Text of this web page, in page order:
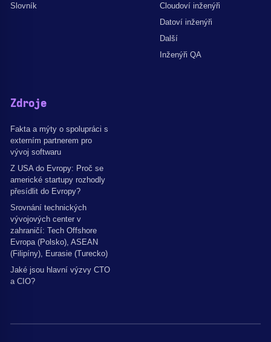
Slovník
Cloudoví inženýři
Datoví inženýři
Další
Inženýři QA
Zdroje
Fakta a mýty o spolupráci s
externím partnerem pro
vývoj softwaru
Z USA do Evropy: Proč se
americké startupy rozhodly
přesídlit do Evropy?
Srovnání technických
vývojových center v
zahraničí: Tech Offshore
Evropa (Polsko), ASEAN
(Filipíny), Eurasie (Turecko)
Jaké jsou hlavní výzvy CTO
a CIO?